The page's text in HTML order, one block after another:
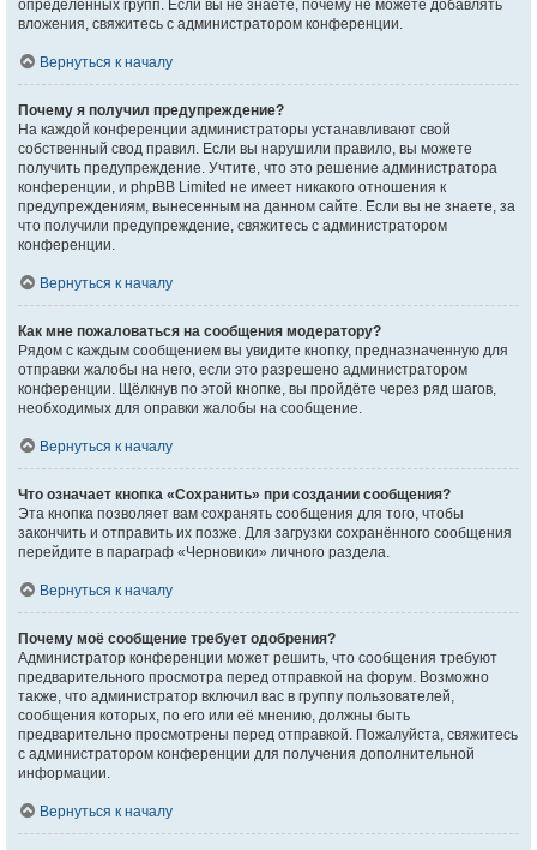
определённых групп. Если вы не знаете, почему не можете добавлять
вложения, свяжитесь с администратором конференции.
Вернуться к началу
Почему я получил предупреждение?
На каждой конференции администраторы устанавливают свой
собственный свод правил. Если вы нарушили правило, вы можете
получить предупреждение. Учтите, что это решение администратора
конференции, и phpBB Limited не имеет никакого отношения к
предупреждениям, вынесенным на данном сайте. Если вы не знаете, за
что получили предупреждение, свяжитесь с администратором
конференции.
Вернуться к началу
Как мне пожаловаться на сообщения модератору?
Рядом с каждым сообщением вы увидите кнопку, предназначенную для
отправки жалобы на него, если это разрешено администратором
конференции. Щёлкнув по этой кнопке, вы пройдёте через ряд шагов,
необходимых для оправки жалобы на сообщение.
Вернуться к началу
Что означает кнопка «Сохранить» при создании сообщения?
Эта кнопка позволяет вам сохранять сообщения для того, чтобы
закончить и отправить их позже. Для загрузки сохранённого сообщения
перейдите в параграф «Черновики» личного раздела.
Вернуться к началу
Почему моё сообщение требует одобрения?
Администратор конференции может решить, что сообщения требуют
предварительного просмотра перед отправкой на форум. Возможно
также, что администратор включил вас в группу пользователей,
сообщения которых, по его или её мнению, должны быть
предварительно просмотрены перед отправкой. Пожалуйста, свяжитесь
с администратором конференции для получения дополнительной
информации.
Вернуться к началу